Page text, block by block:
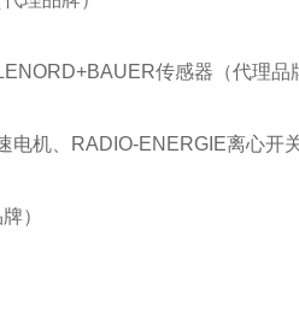
传感器（代理品
机、RADIO-ENERGIE离心开
）